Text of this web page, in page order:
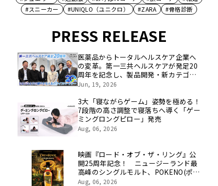
#スニーカー
#UNIQLO（ユニクロ） #ZARA #骨格診断
PRESS RELEASE
医薬品からトータルヘルスケア企業へ
の変革。第一三共ヘルスケアが発足20
周年を記念し、製品開発・新カテゴリ
挑戦の舞台や旧社統合時のエピソード
像を公開！
Jun, 19, 2026
3大「寝ながらゲーム」姿勢を極める！
7段階の高さ調整で寝落ちへ導く「ゲー
ミングロングピロー」発売
Aug, 06, 2026
映画『ロード・オブ・ザ・リング』公
開25周年記念！ ニュージーランド最
高峰のシングルモルト、POKENO(ポケ
ノ)より 数量限定ウイスキー「リング
Aug, 06, 2026